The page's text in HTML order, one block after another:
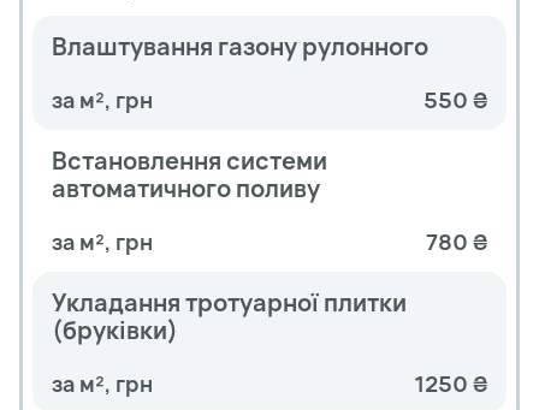
Влаштування газону рулонного
за м², грн 550 ₴
Встановлення системи
автоматичного поливу
за м², грн 780 ₴
Укладання тротуарної плитки
(бруківки)
за м², грн 1250 ₴